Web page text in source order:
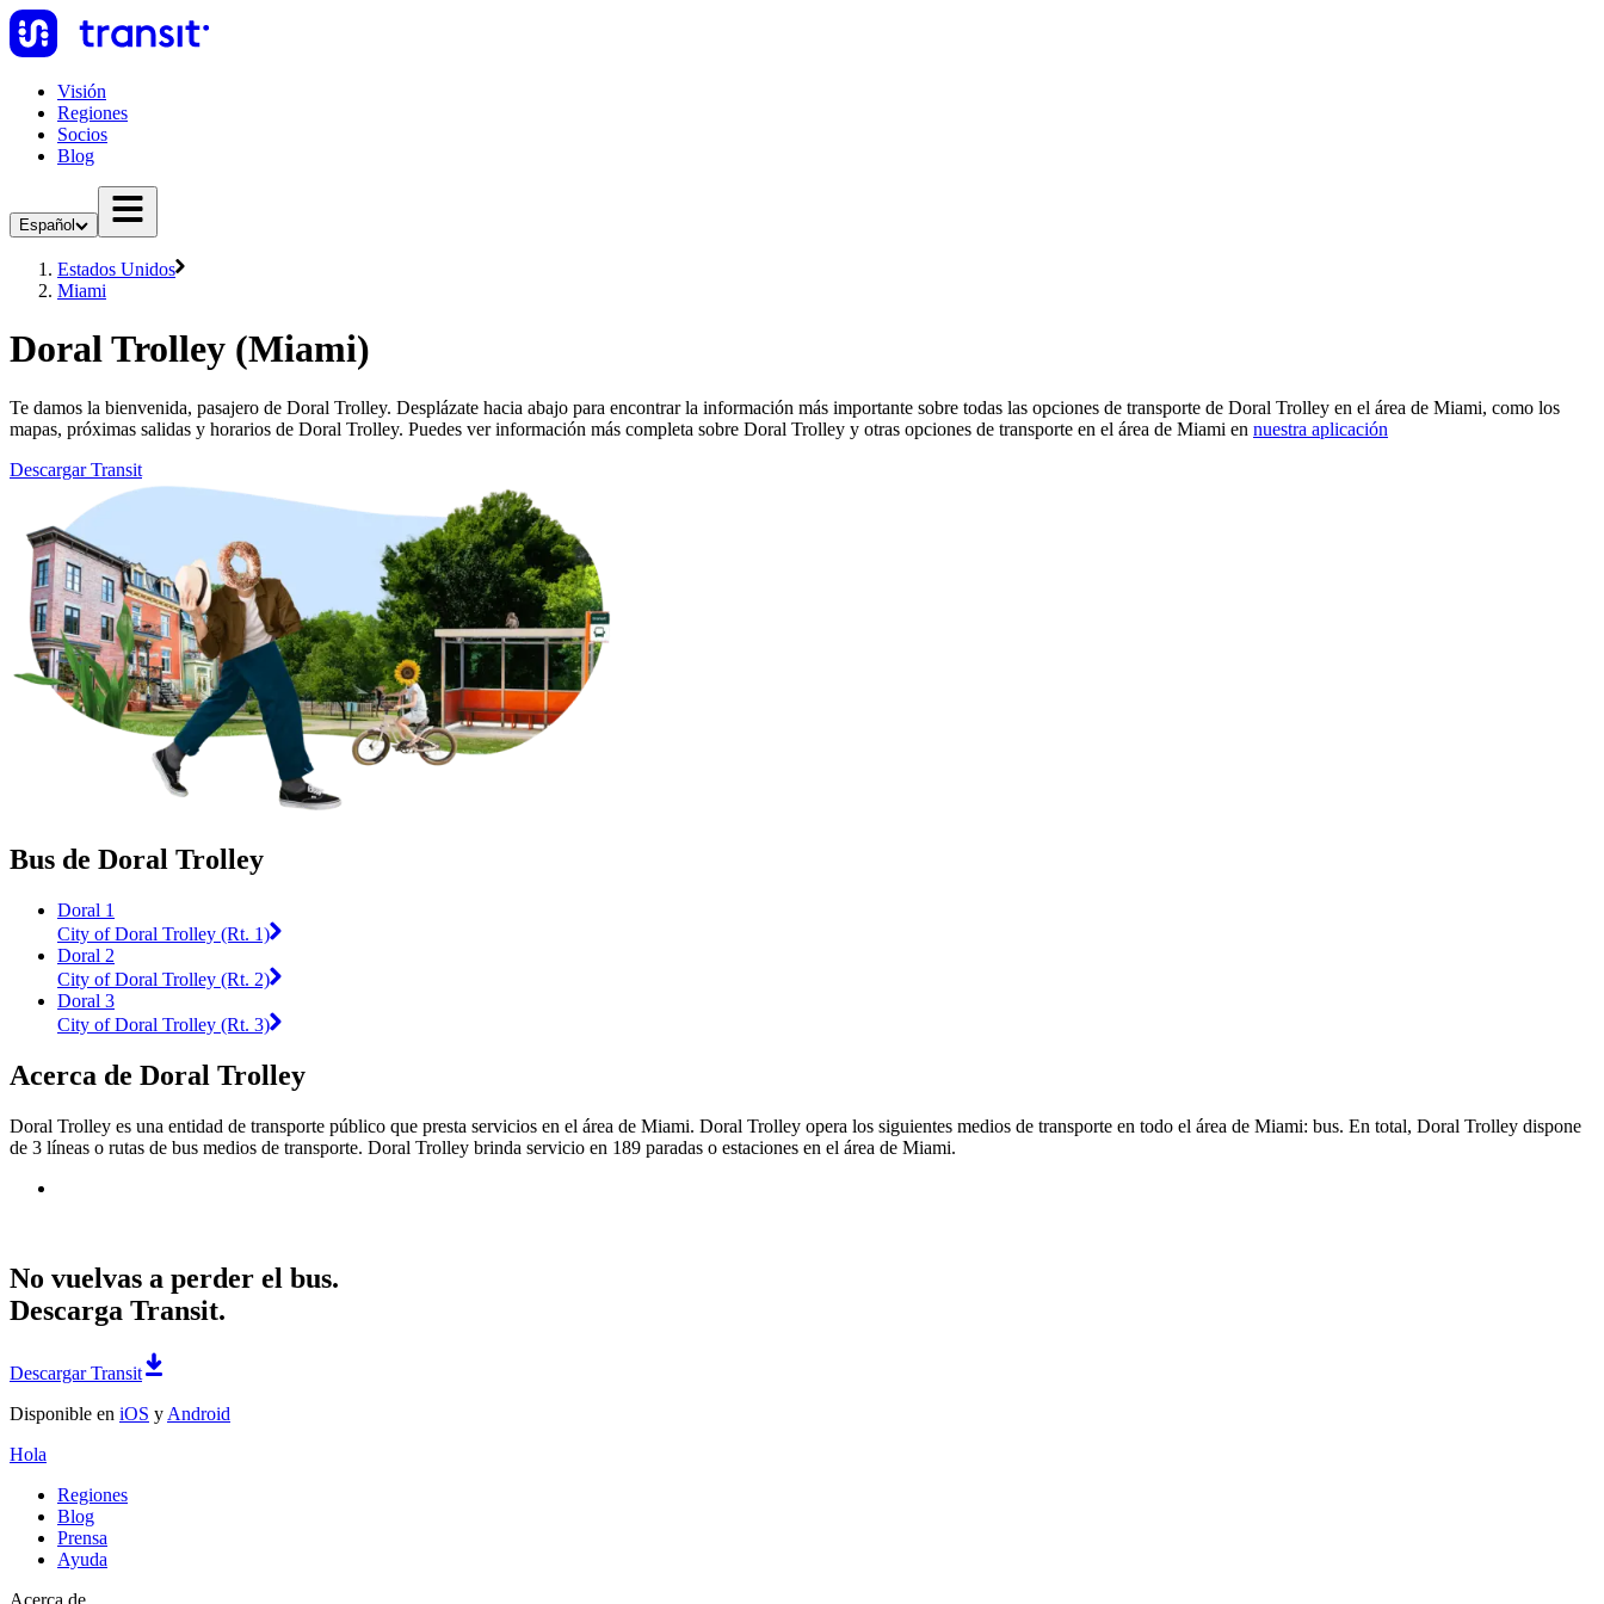
Visión
Regiones
Socios
Blog
Español
Estados Unidos
Miami
Doral Trolley (Miami)
Te damos la bienvenida, pasajero de Doral Trolley. Desplázate hacia abajo para encontrar la información más importante sobre todas las opciones de transporte de Doral Trolley en el área de Miami, como los
mapas, próximas salidas y horarios de Doral Trolley. Puedes ver información más completa sobre Doral Trolley y otras opciones de transporte en el área de Miami en nuestra aplicación
Descargar Transit
Bus de Doral Trolley
Doral 1
City of Doral Trolley (Rt. 1)
Doral 2
City of Doral Trolley (Rt. 2)
Doral 3
City of Doral Trolley (Rt. 3)
Acerca de Doral Trolley
Doral Trolley es una entidad de transporte público que presta servicios en el área de Miami. Doral Trolley opera los siguientes medios de transporte en todo el área de Miami: bus. En total, Doral Trolley dispone
de 3 líneas o rutas de bus medios de transporte. Doral Trolley brinda servicio en 189 paradas o estaciones en el área de Miami.
No vuelvas a perder el bus.
Descarga Transit.
Descargar Transit
Disponible en iOS y Android
Hola
Regiones
Blog
Prensa
Ayuda